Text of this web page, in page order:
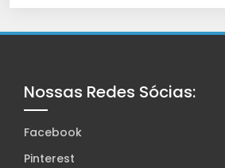
Nossas Redes Sócias:
Facebook
Pinterest